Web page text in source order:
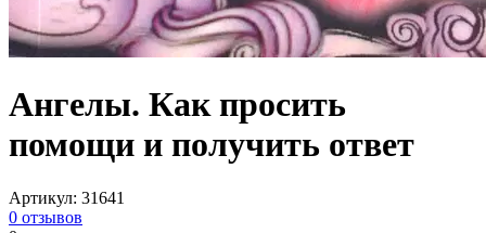
Ангелы. Как просить
помощи и получить ответ
Артикул: 31641
0 отзывов